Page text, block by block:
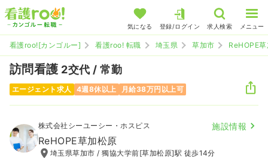
気になる 登録/ログイン 求人検索 メニュー
看護roo![カンゴルー] 看護roo! 転職 埼玉県 草加市 ReHOPE
訪問看護 2交代 / 常勤
エージェント求人 4週8休以上 月給38万円以上可
株式会社シーユーシー・ホスピス 施設情報
ReHOPE草加松原
埼玉県草加市 / 獨協大学前[草加松原]駅 徒歩14分